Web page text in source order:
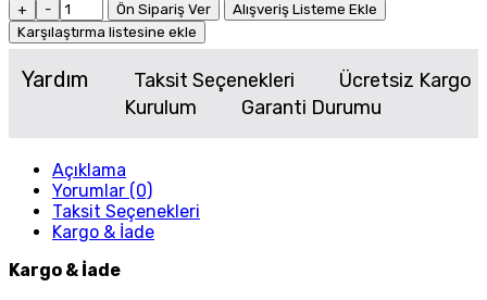
+ - Ön Sipariş Ver
Alışveriş Listeme Ekle
Karşılaştırma listesine ekle
Yardım Taksit Seçenekleri
Ücretsiz Kargo
Kurulum
Garanti Durumu
Açıklama
Yorumlar (0)
Taksit Seçenekleri
Kargo & İade
Kargo & İade